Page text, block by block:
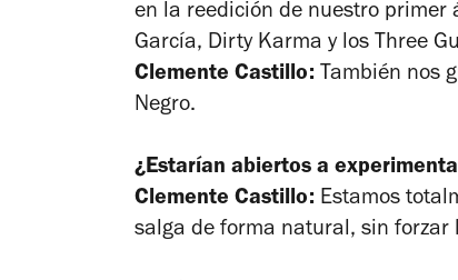
en la reedición de nuestro primer
García, Dirty Karma y los Three
Clemente Castillo: También nos
Negro.
¿Estarían abiertos a
Clemente Castillo: Estamos
salga de forma natural, sin forzar